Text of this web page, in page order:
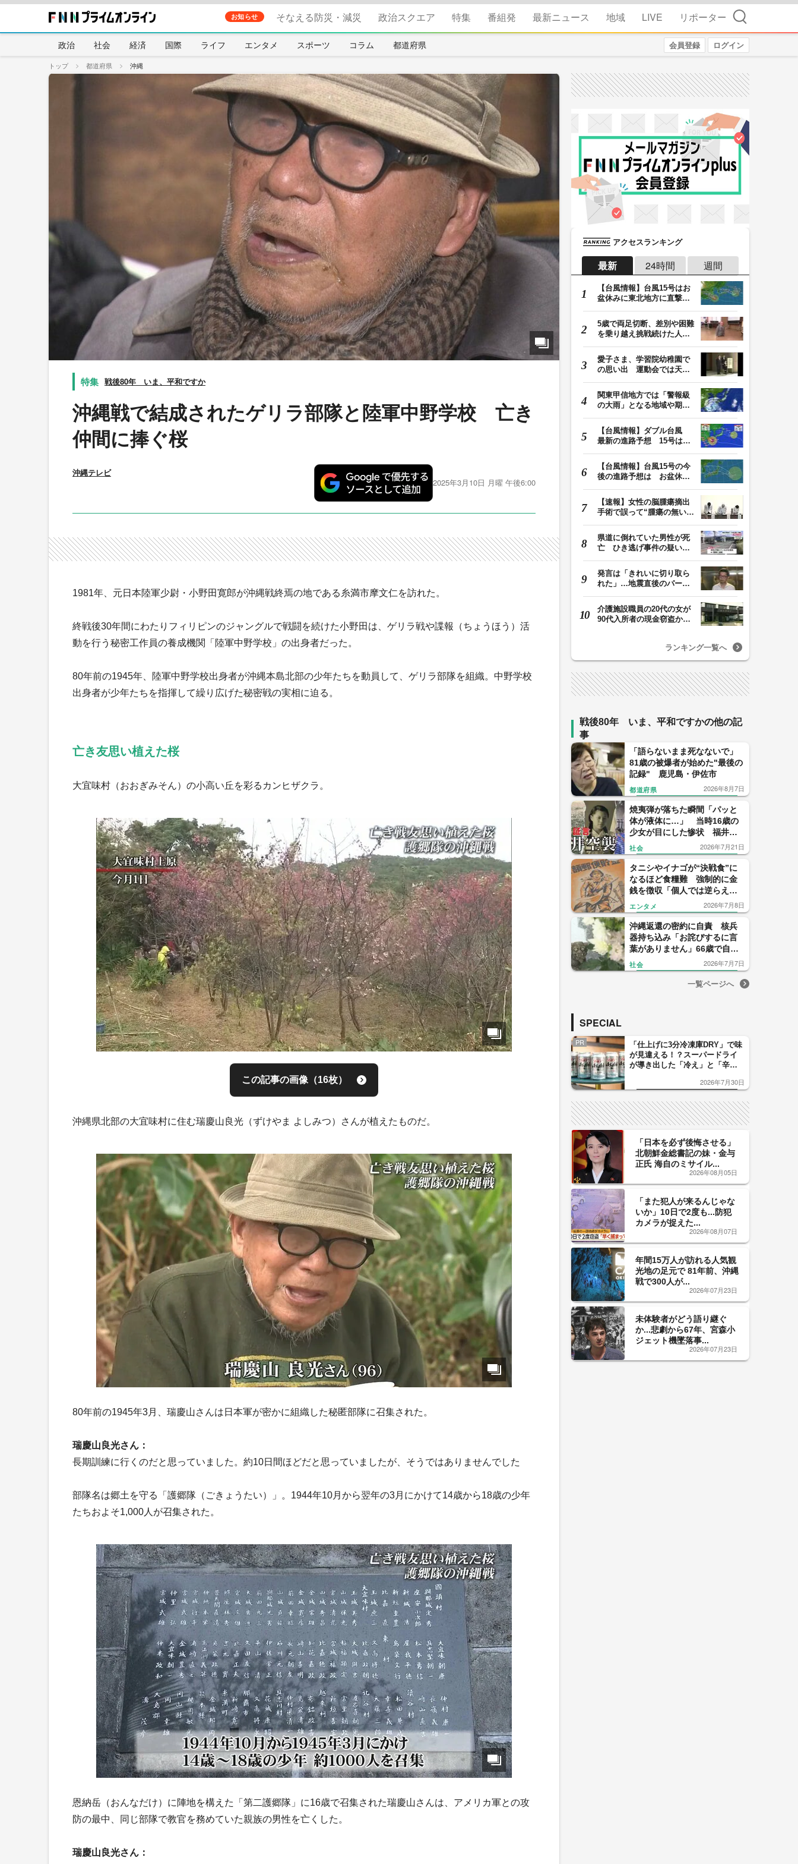
お知らせ そなえる防災・減災 政治スクエア 特集 番組発 最新ニュース 地域 LIVE リポーター 検索
政治 社会 経済 国際 ライフ エンタメ スポーツ コラム 都道府県 会員登録 ログイン
トップ 都道府県 沖縄
戦後80年 いま、平和ですか
沖縄戦で結成されたゲリラ部隊と陸軍中野学校 亡き
仲間に捧ぐ桜
沖縄テレビ
2025年3月10日 月曜 午後6:00
1981年、元日本陸軍少尉・小野田寛郎が沖縄戦終焉の地である糸満市摩文仁を訪れた。
終戦後30年間にわたりフィリピンのジャングルで戦闘を続けた小野田は、ゲリラ戦や諜報（ちょうほう）活
動を行う秘密工作員の養成機関「陸軍中野学校」の出身者だった。
80年前の1945年、陸軍中野学校出身者が沖縄本島北部の少年たちを動員して、ゲリラ部隊を組織。中野学校
出身者が少年たちを指揮して繰り広げた秘密戦の実相に迫る。
亡き友思い植えた桜
大宜味村（おおぎみそん）の小高い丘を彩るカンヒザクラ。
この記事の画像（16枚）
沖縄県北部の大宜味村に住む瑞慶山良光（ずけやま よしみつ）さんが植えたものだ。
80年前の1945年3月、瑞慶山さんは日本軍が密かに組織した秘匿部隊に召集された。
瑞慶山良光さん：
長期訓練に行くのだと思っていました。約10日間ほどだと思っていましたが、そうではありませんでした
部隊名は郷土を守る「護郷隊（ごきょうたい）」。1944年10月から翌年の3月にかけて14歳から18歳の少年
たちおよそ1,000人が召集された。
恩納岳（おんなだけ）に陣地を構えた「第二護郷隊」に16歳で召集された瑞慶山さんは、アメリカ軍との攻
防の最中、同じ部隊で教官を務めていた親族の男性を亡くした。
瑞慶山良光さん：
アクセスランキング
最新 24時間 週間
【台風情報】台風15号はお
盆休みに東北地方に直撃す
5歳で両足切断、差別や困難
を乗り越え挑戦続けた人
愛子さま、学習院幼稚園で
の思い出 運動会では天皇
関東甲信地方では「警報級
の大雨」となる地域や期間
【台風情報】ダブル台風
最新の進路予想 15号は北
【台風情報】台風15号の今
後の進路予想は お盆休み
【速報】女性の脳腫瘍摘出
手術で誤って“腫瘍の無い部
県道に倒れていた男性が死
亡 ひき逃げ事件の疑い
発言は「きれいに切り取ら
れた」…地震直後のパーテ
介護施設職員の20代の女が
90代入所者の現金窃盗か
ランキング一覧へ
戦後80年 いま、平和ですかの他の記
事
「語らないまま死なないで」
81歳の被爆者が始めた"最後の
記録" 鹿児島・伊佐市
都道府県 2026年8月7日
焼夷弾が落ちた瞬間「パッと
体が液体に…」 当時16歳の
少女が目にした惨状 福井空
襲から81年目の証言
社会 2026年7月21日
タニシやイナゴが“決戦食”に
なるほど食糧難 強制的に金
銭を徴収「個人では逆らえな
い」戦時下で強いられた「銃
後」の生活
エンタメ 2026年7月8日
沖縄返還の密約に自責 核兵
器持ち込み「お詫びするに言
葉がありません」66歳で自ら
命を絶った密使・若泉敬氏
没後30年
社会 2026年7月7日
一覧ページへ
SPECIAL
PR
「仕上げに3分冷凍庫DRY」で味
が見違える！？スーパードライ
が導き出した「冷え」と「辛
した「辛口カーブ」が飲み頃の
2026年7月30日
「日本を必ず後悔させる」
北朝鮮金総書記の妹・金与
正氏 海自のミサイル...
2026年08月05日
「また犯人が来るんじゃな
いか」10日で2度も...防犯
カメラが捉えた...
2026年08月07日
年間15万人が訪れる人気観
光地の足元で 81年前、沖縄
戦で300人が...
2026年07月23日
未体験者がどう語り継ぐ
か...悲劇から67年、宮森小
ジェット機墜落事...
2026年07月23日